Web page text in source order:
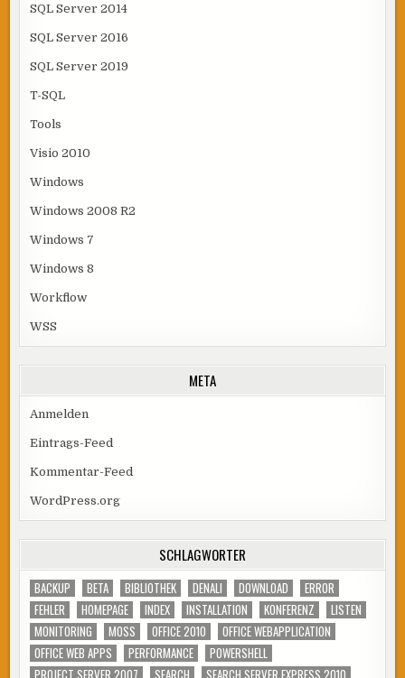
SQL Server 2014
SQL Server 2016
SQL Server 2019
T-SQL
Tools
Visio 2010
Windows
Windows 2008 R2
Windows 7
Windows 8
Workflow
WSS
META
Anmelden
Eintrags-Feed
Kommentar-Feed
WordPress.org
SCHLAGWÖRTER
BACKUP BETA BIBLIOTHEK DENALI DOWNLOAD
ERROR
FEHLER
HOMEPAGE INDEX INSTALLATION KONFERENZ
LISTEN
MONITORING
MOSS OFFICE 2010
OFFICE WEBAPPLICATION
OFFICE WEB APPS
PERFORMANCE
POWERSHELL
PROJECT SERVER 2007
SEARCH SEARCH SERVER EXPRESS 2010